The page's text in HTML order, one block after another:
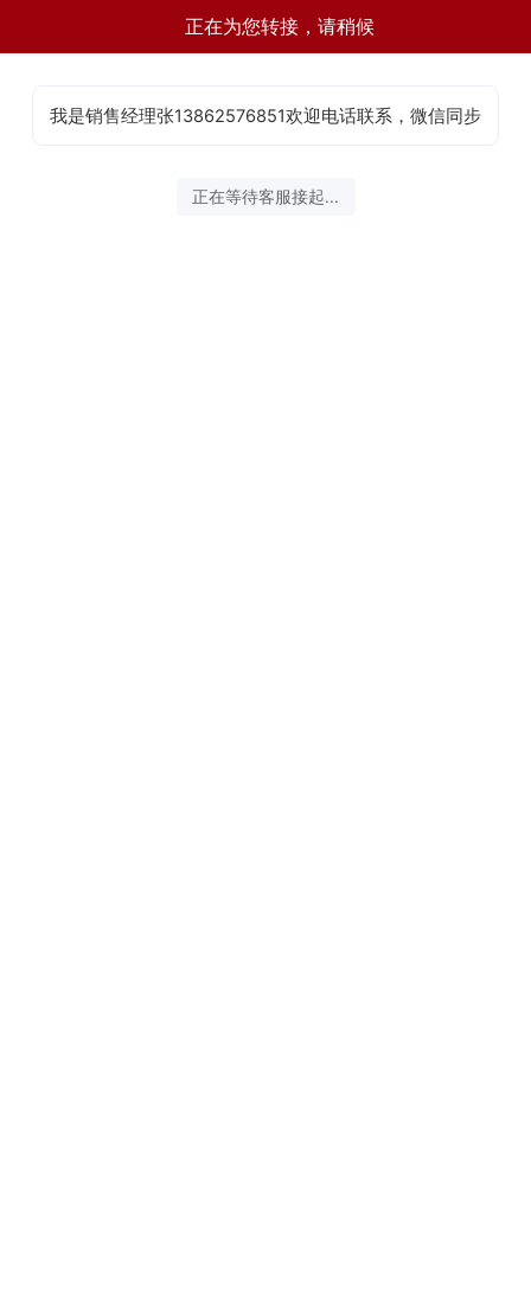
正在为您转接，请稍候
我是销售经理张13862576851欢迎电话联系，微信同步
正在等待客服接起...